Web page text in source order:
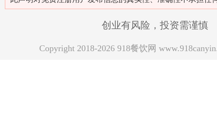
创业有风险，投资需谨慎
Copyright 2018-2026 918餐饮网